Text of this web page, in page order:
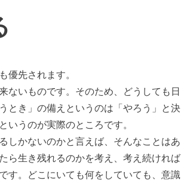
先されます。
ないものです。そのため、どうしても日
とき」の備えというのは「やろう」と決
いうのが実際のところです。
しかないのかと言えば、そんなことはあ
ら生き残れるのかを考え、考え続ければ
す。どこにいても何をしていても、意識